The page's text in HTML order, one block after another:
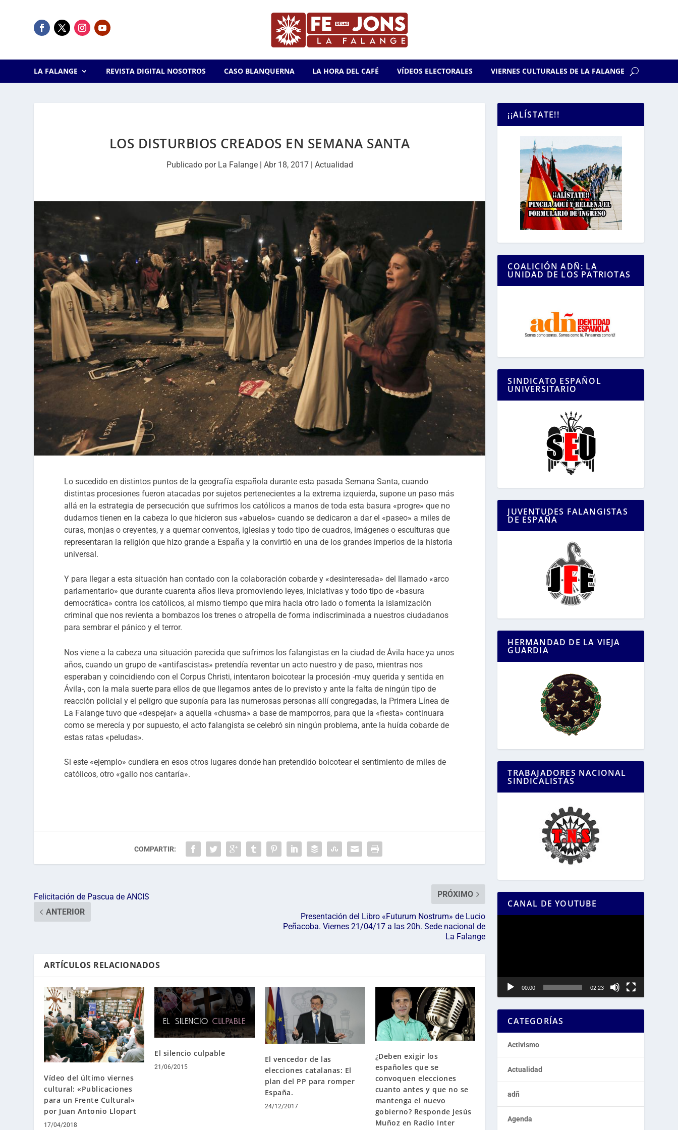
LA FALANGE REVISTA DIGITAL NOSOTROS CASO BLANQUERNA LA HORA DEL CAFÉ VÍDEOS ELECTORALES VIERNES CULTURALES DE LA FALANGE
LOS DISTURBIOS CREADOS EN SEMANA SANTA
Publicado por La Falange| Abr 18, 2017| Actualidad
Lo sucedido en distintos puntos de la geografía española durante esta pasada Semana Santa, cuando
distintas procesiones fueron atacadas por sujetos pertenecientes a la extrema izquierda, supone un paso más
allá en la estrategia de persecución que sufrimos los católicos a manos de toda esta basura «progre» que no
dudamos tienen en la cabeza lo que hicieron sus «abuelos» cuando se dedicaron a dar el «paseo» a miles de
curas, monjas o creyentes, y a quemar conventos, iglesias y todo tipo de cuadros, imágenes o esculturas que
representaran la religión que hizo grande a España y la convirtió en una de los grandes imperios de la historia
universal.
Y para llegar a esta situación han contado con la colaboración cobarde y «desinteresada» del llamado «arco
parlamentario» que durante cuarenta años lleva promoviendo leyes, iniciativas y todo tipo de «basura
democrática» contra los católicos, al mismo tiempo que mira hacia otro lado o fomenta la islamización
criminal que nos revienta a bombazos los trenes o atropella de forma indiscriminada a nuestros ciudadanos
para sembrar el pánico y el terror.
Nos viene a la cabeza una situación parecida que sufrimos los falangistas en la ciudad de Ávila hace ya unos
años, cuando un grupo de «antifascistas» pretendía reventar un acto nuestro y de paso, mientras nos
esperaban y coincidiendo con el Corpus Christi, intentaron boicotear la procesión -muy querida y sentida en
Ávila-, con la mala suerte para ellos de que llegamos antes de lo previsto y ante la falta de ningún tipo de
reacción policial y el peligro que suponía para las numerosas personas allí congregadas, la Primera Línea de
La Falange tuvo que «despejar» a aquella «chusma» a base de mamporros, para que la «fiesta» continuara
como se merecía y por supuesto, el acto falangista se celebró sin ningún problema, ante la huída cobarde de
estas ratas «peludas».
Si este «ejemplo» cundiera en esos otros lugares donde han pretendido boicotear el sentimiento de miles de
católicos, otro «gallo nos cantaría».
COMPARTIR:
Felicitación de Pascua de ANCIS
ANTERIOR
PRÓXIMO
Presentación del Libro «Futurum Nostrum» de Lucio
Peñacoba. Viernes 21/04/17 a las 20h. Sede nacional de
La Falange
ARTÍCULOS RELACIONADOS
Vídeo del último viernes
cultural: «Publicaciones
para un Frente Cultural»
por Juan Antonio Llopart
17/04/2018
El silencio culpable
21/06/2015
El vencedor de las
elecciones catalanas: El
plan del PP para romper
España.
24/12/2017
¿Deben exigir los
españoles que se
convoquen elecciones
cuanto antes y que no se
mantenga el nuevo
gobierno? Responde Jesús
Muñoz en Radio Inter
¡¡ALÍSTATE!!
COALICIÓN ADÑ: LA
UNIDAD DE LOS PATRIOTAS
SINDICATO ESPAÑOL
UNIVERSITARIO
JUVENTUDES FALANGISTAS
DE ESPAÑA
HERMANDAD DE LA VIEJA
GUARDIA
TRABAJADORES NACIONAL
SINDICALISTAS
CANAL DE YOUTUBE
00:00 02:23
CATEGORÍAS
Activismo
Actualidad
adñ
Agenda